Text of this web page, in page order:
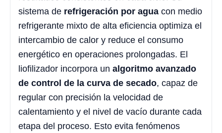
sistema de refrigeración por agua con medio
refrigerante mixto de alta eficiencia optimiza el
intercambio de calor y reduce el consumo
energético en operaciones prolongadas. El
liofilizador incorpora un algoritmo avanzado
de control de la curva de secado, capaz de
regular con precisión la velocidad de
calentamiento y el nivel de vacío durante cada
etapa del proceso. Esto evita fenómenos